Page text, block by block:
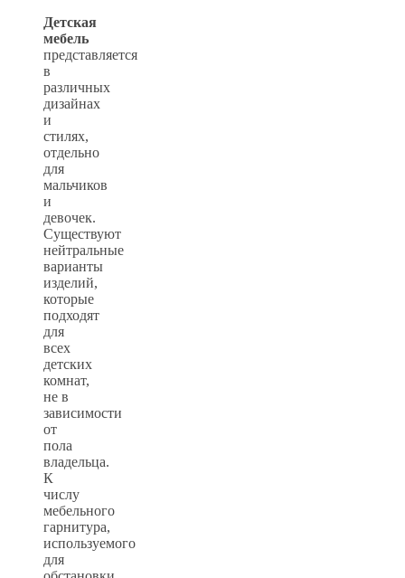
Детская
мебель
представляется
в
различных
дизайнах
и
стилях,
отдельно
для
мальчиков
и
девочек.
Существуют
нейтральные
варианты
изделий,
которые
подходят
для
всех
детских
комнат,
не в
зависимости
от
пола
владельца.
К
числу
мебельного
гарнитура,
используемого
для